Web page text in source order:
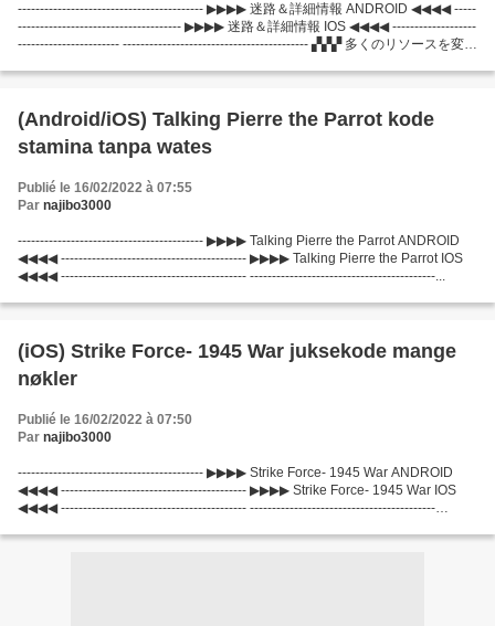
------------------------------------------ ▶▶▶▶ 迷路＆詳細情報 ANDROID ◀◀◀◀ -----
------------------------------------- ▶▶▶▶ 迷路＆詳細情報 IOS ◀◀◀◀ -------------------
----------------------- ------------------------------------------ ▞▞▞ 多くのリソースを変更
(Android/iOS) Talking Pierre the Parrot kode
stamina tanpa wates
Publié le 16/02/2022 à 07:55
Par najibo3000
------------------------------------------ ▶▶▶▶ Talking Pierre the Parrot ANDROID
◀◀◀◀ ------------------------------------------ ▶▶▶▶ Talking Pierre the Parrot IOS
◀◀◀◀ ------------------------------------------ ------------------------------------------...
(iOS) Strike Force- 1945 War juksekode mange
nøkler
Publié le 16/02/2022 à 07:50
Par najibo3000
------------------------------------------ ▶▶▶▶ Strike Force- 1945 War ANDROID
◀◀◀◀ ------------------------------------------ ▶▶▶▶ Strike Force- 1945 War IOS
◀◀◀◀ ------------------------------------------ ------------------------------------------